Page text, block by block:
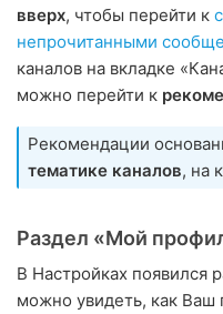
вверх, чтобы перейти к
непрочитанными
каналов на вкладке
можно перейти к
Рекомендации
тематике каналов, на
Раздел «Мой
В Настройках появился
можно увидеть, как Ваш